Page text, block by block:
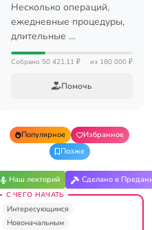
Несколько операций,
ежедневные процедуры,
длительные …
Собрано 50 421,11 ₽ из 180 000 ₽
Помочь
Популярное
Избранное
Позже
Наш лекторий Сделано в
С ЧЕГО НАЧАТЬ
Интересующимся
Новоначальным